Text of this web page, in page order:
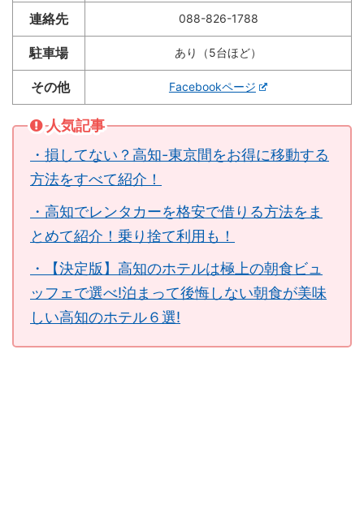
連絡先 088-826-1788
駐車場 あり（5台ほど）
その他 Facebookページ
人気記事
・損してない？高知-東京間をお得に移動する
方法をすべて紹介！
・高知でレンタカーを格安で借りる方法をま
とめて紹介！乗り捨て利用も！
・【決定版】高知のホテルは極上の朝食ビュ
ッフェで選べ!泊まって後悔しない朝食が美味
しい高知のホテル６選!